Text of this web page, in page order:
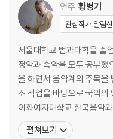
연주 황병기
관심작가 알림
서울대학교 법과대학을 졸
정악과 속악을 모두 공부했
을 하면서 음악계의 주목을
조 작업을 바탕으로 국악의
이화여자대학교 한국음악
원교수, 한국예술종합학교
진위원회 위원장, 연세대학
펼쳐보기